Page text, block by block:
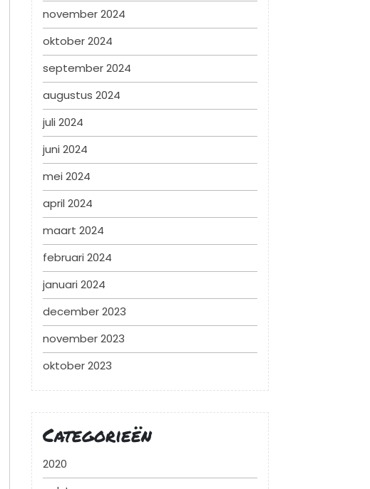
november 2024
oktober 2024
september 2024
augustus 2024
juli 2024
juni 2024
mei 2024
april 2024
maart 2024
februari 2024
januari 2024
december 2023
november 2023
oktober 2023
Categorieën
2020